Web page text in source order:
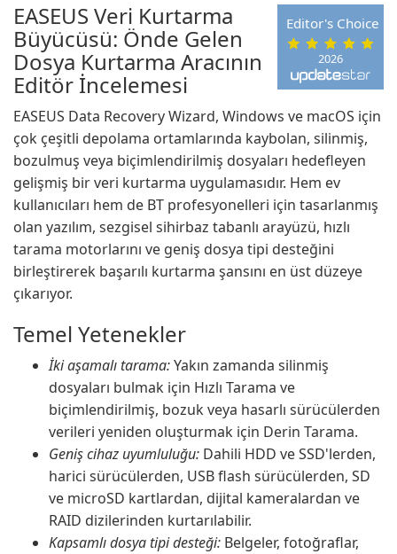
2026
Editor's Choice
EASEUS Veri Kurtarma
Büyücüsü: Önde Gelen
Dosya Kurtarma Aracının
Editör İncelemesi
EASEUS Data Recovery Wizard, Windows ve macOS için
çok çeşitli depolama ortamlarında kaybolan, silinmiş,
bozulmuş veya biçimlendirilmiş dosyaları hedefleyen
gelişmiş bir veri kurtarma uygulamasıdır. Hem ev
kullanıcıları hem de BT profesyonelleri için tasarlanmış
olan yazılım, sezgisel sihirbaz tabanlı arayüzü, hızlı
tarama motorlarını ve geniş dosya tipi desteğini
birleştirerek başarılı kurtarma şansını en üst düzeye
çıkarıyor.
Temel Yetenekler
İki aşamalı tarama:Yakın zamanda silinmiş
dosyaları bulmak için Hızlı Tarama ve
biçimlendirilmiş, bozuk veya hasarlı sürücülerden
verileri yeniden oluşturmak için Derin Tarama.
Geniş cihaz uyumluluğu: Dahili HDD ve SSD'lerden,
harici sürücülerden, USB flash sürücülerden, SD
ve microSD kartlardan, dijital kameralardan ve
RAID dizilerinden kurtarılabilir.
Kapsamlı dosya tipi desteği: Belgeler, fotoğraflar,